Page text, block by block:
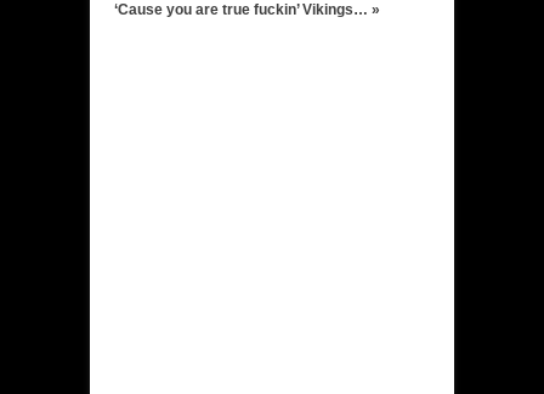
‘Cause you are true fuckin’ Vikings… »